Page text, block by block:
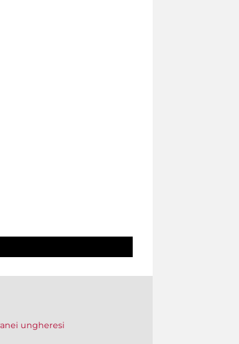
ungheresi